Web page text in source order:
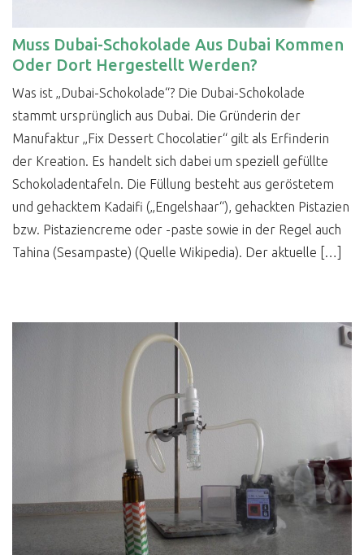
Muss Dubai-Schokolade Aus Dubai Kommen
Oder Dort Hergestellt Werden?
Was ist „Dubai-Schokolade“? Die Dubai-Schokolade
stammt ursprünglich aus Dubai. Die Gründerin der
Manufaktur „Fix Dessert Chocolatier“ gilt als Erfinderin
der Kreation. Es handelt sich dabei um speziell gefüllte
Schokoladentafeln. Die Füllung besteht aus geröstetem
und gehacktem Kadaifi („Engelshaar“), gehackten Pistazien
bzw. Pistaziencreme oder -paste sowie in der Regel auch
Tahina (Sesampaste) (Quelle Wikipedia). Der aktuelle […]